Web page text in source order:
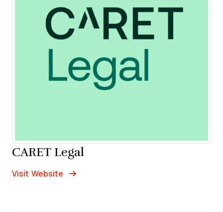
CARET Legal
Visit Website Opens New Window